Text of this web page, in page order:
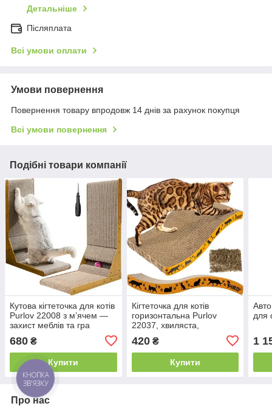
Детальніше
Післяплата
Всі умови оплати
Умови повернення
Повернення товару впродовж 14 днів за рахунок покупця
Всі умови повернення
Подібні товари компанії
Кутова кігтеточка для котів
Purlov 22008 з м’ячем —
захист меблів та гра
680 ₴
Купити
Кігтеточка для котів
горизонтальна Purlov
22037, хвиляста,
картонна, лежанка-дряпка
420₴
Купити
для
1
Про нас
КНОПКА
ЗВ'ЯЗКУ